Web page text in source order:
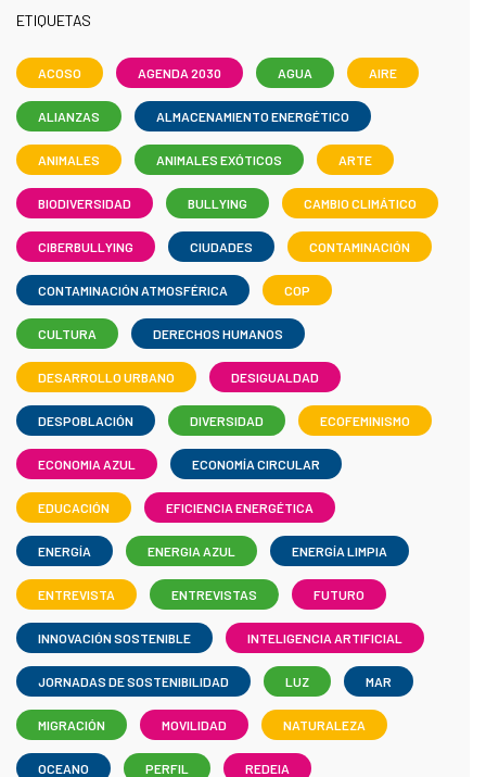
ETIQUETAS
ACOSO AGENDA 2030 AGUA AIRE
ALIANZAS ALMACENAMIENTO ENERGÉTICO
ANIMALES ANIMALES EXÓTICOS ARTE
BIODIVERSIDAD BULLYING CAMBIO CLIMÁTICO
CIBERBULLYING CIUDADES CONTAMINACIÓN
CONTAMINACIÓN ATMOSFÉRICA COP
CULTURA DERECHOS HUMANOS
DESARROLLO URBANO DESIGUALDAD
DESPOBLACIÓN DIVERSIDAD ECOFEMINISMO
ECONOMIA AZUL ECONOMÍA CIRCULAR
EDUCACIÓN EFICIENCIA ENERGÉTICA
ENERGÍA ENERGIA AZUL ENERGÍA LIMPIA
ENTREVISTA ENTREVISTAS FUTURO
INNOVACIÓN SOSTENIBLE INTELIGENCIA ARTIFICIAL
JORNADAS DE SOSTENIBILIDAD LUZ MAR
MIGRACIÓN MOVILIDAD NATURALEZA
OCEANO PERFIL REDEIA